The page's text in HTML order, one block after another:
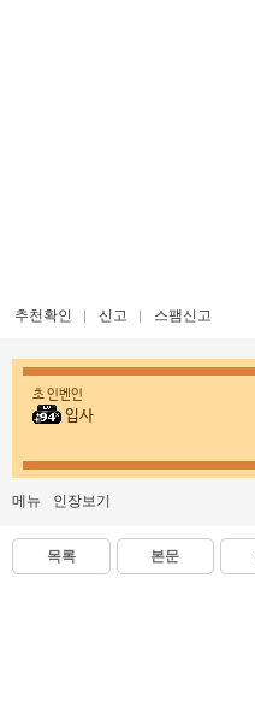
추천확인 신고 스팸신고
초 인벤인
입사
메뉴 인장보기
목록 본문